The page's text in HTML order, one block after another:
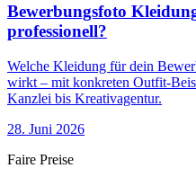
Bewerbungsfoto
professionell?
Welche Kleidung für dein
wirkt – mit konkreten Outfit-
Kanzlei bis Kreativagentur.
28. Juni 2026
Faire Preise